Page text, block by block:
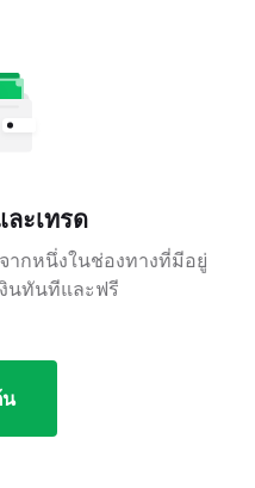
ละเทรด
ากหนึ่งในช่องทางที่มีอยู่
นทันทีและฟรี
น